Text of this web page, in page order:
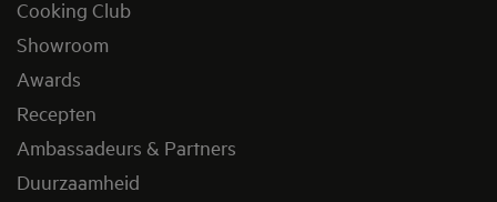
Cooking Club
Showroom
Awards
Recepten
Ambassadeurs & Partners
Duurzaamheid